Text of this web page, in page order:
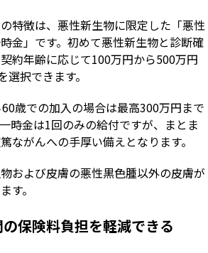
特徴は、悪性新生物に限定した「悪性
金」です。初めて悪性新生物と診断確
約年齢に応じて100万円から500万円
選択できます。
歳での加入の場合は最高300万円まで
時金は1回のみの給付ですが、まとま
ながんへの手厚い備えとなります。
および皮膚の悪性黒色腫以外の皮膚が
す。
保険料負担を軽減できる